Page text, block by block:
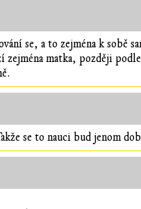
se, a to zejména k sobě
matka, později
se to nauci bud jenom